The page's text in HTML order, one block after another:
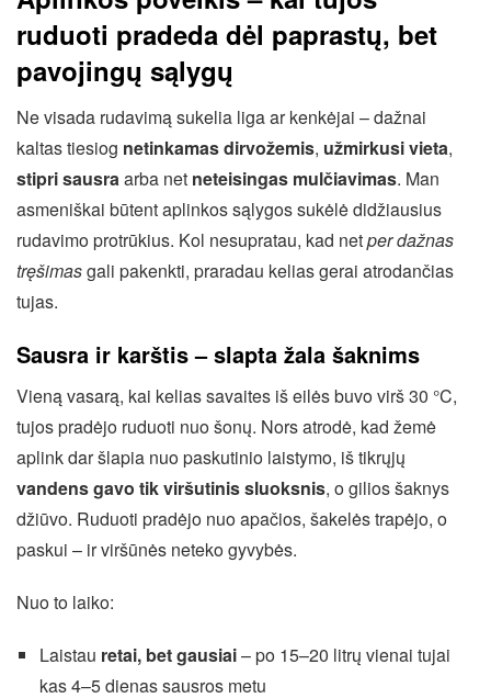
ruduoti pradeda dėl paprastų, bet
pavojingų sąlygų
Ne visada rudavimą sukelia liga ar kenkėjai – dažnai
kaltas tiesiog netinkamas dirvožemis, užmirkusi vieta,
stipri sausraarba net neteisingas mulčiavimas. Man
asmeniškai būtent aplinkos sąlygos sukėlė didžiausius
rudavimo protrūkius. Kol nesupratau, kad netper dažnas
tręšimasgali pakenkti, praradau kelias gerai atrodančias
tujas.
Sausra ir karštis – slapta žala šaknims
Vieną vasarą, kai kelias savaites iš eilės buvo virš 30 °C,
tujos pradėjo ruduoti nuo šonų. Nors atrodė, kad žemė
aplink dar šlapia nuo paskutinio laistymo, iš tikrųjų
vandens gavo tik viršutinis sluoksnis, o gilios šaknys
džiūvo. Ruduoti pradėjo nuo apačios, šakelės trapėjo, o
paskui – ir viršūnės neteko gyvybės.
Nuo to laiko:
Laistau retai, bet gausiai– po 15–20 litrų vienai tujai
kas 4–5 dienas sausros metu